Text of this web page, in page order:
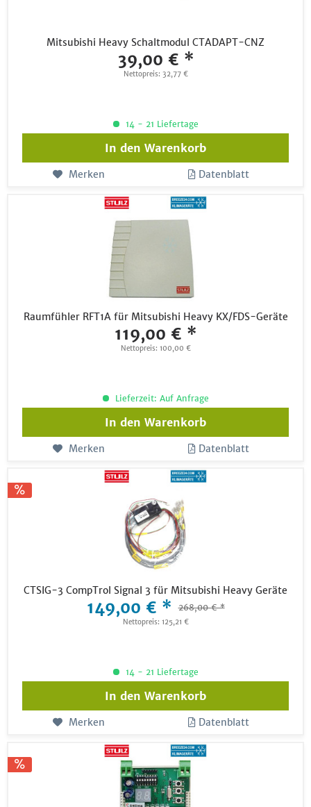
Mitsubishi Heavy Schaltmodul CTADAPT-CNZ
39,00 € *
Nettopreis: 32,77 €
14 - 21 Liefertage
In den Warenkorb
Merken Datenblatt
Raumfühler RFT1A für Mitsubishi Heavy KX/FDS-Geräte
119,00 € *
Nettopreis: 100,00 €
Lieferzeit: Auf Anfrage
In den Warenkorb
Merken Datenblatt
CTSIG-3 CompTrol Signal 3 für Mitsubishi Heavy Geräte
149,00 € * 268,00 € *
Nettopreis: 125,21 €
14 - 21 Liefertage
In den Warenkorb
Merken Datenblatt